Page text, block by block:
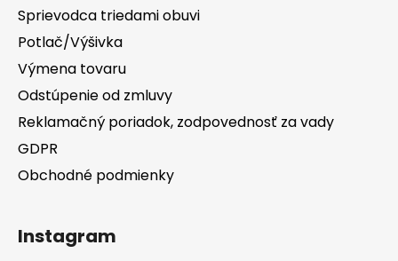
Sprievodca triedami obuvi
Potlač/Výšivka
Výmena tovaru
Odstúpenie od zmluvy
Reklamačný poriadok, zodpovednosť za vady
GDPR
Obchodné podmienky
Instagram